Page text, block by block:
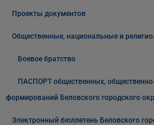
Проекты документов
Общественные, национальные и
Боевое братство
ПАСПОРТ общественных,
формирований Беловского городского
Электронный бюллетень Беловского